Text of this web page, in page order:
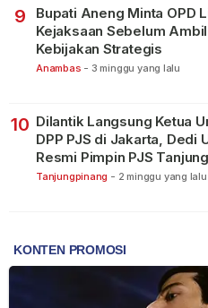
9
Bupati Aneng Minta OPD
Kejaksaan Sebelum Ambil
Kebijakan Strategis
Anambas - 3 minggu yang lalu
10 Dilantik Langsung Ketua
DPP PJS di Jakarta, Dedi
Resmi Pimpin PJS
Bintan
Tanjungpinang - 2 minggu yang lalu